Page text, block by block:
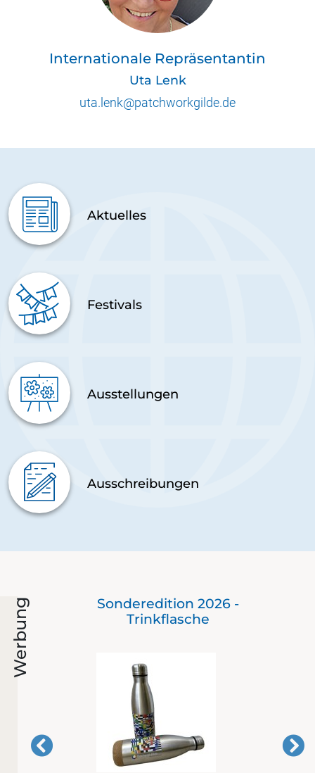
Internationale Repräsentantin
Uta Lenk
uta.lenk@patchworkgilde.de
Aktuelles
Festivals
Ausstellungen
Ausschreibungen
Werbung
bis
Sonderedition 2026 -
Trinkflasche